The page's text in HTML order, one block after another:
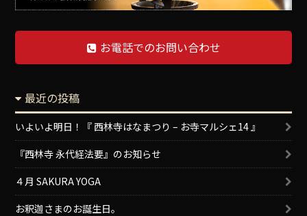
お電話でのお問い合わせ
最近の投稿
いよいよ明日！『 西林寺はなまつり – お寺マルシェ14 』
『西林寺 永代経法要』のお知らせ
４月 SAKURA YOGA
お釈迦さまのお誕生日。